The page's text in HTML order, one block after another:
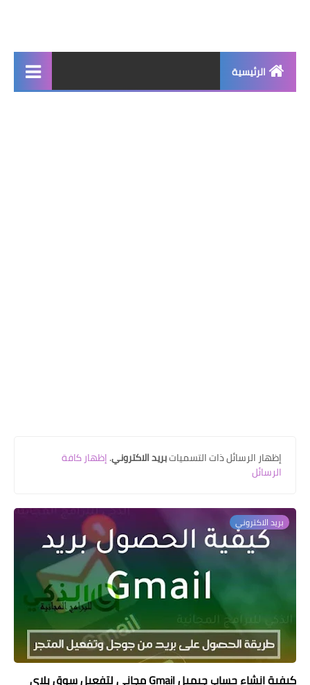
الرئيسية
‏إظهار الرسائل ذات التسمياتبريد الاكتروني.إظهار كافة
الرسائل
بريد الاكتروني
كيفية انشاء حساب جيميل Gmail مجاني لتفعيل سوق بلاي